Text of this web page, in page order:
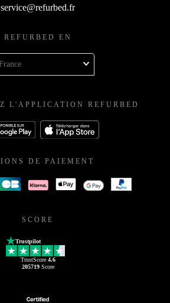
service@refurbed.fr
REFURBED EN
L'APPLICATION REFURBED
DE PAIEMENT
SCORE
Trustpilot
TrustScore 4.6
205719Score